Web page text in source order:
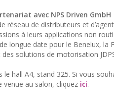
avec NPS Driven GmbH
réseau de distributeurs et
à leurs applications non
longue date pour le Benelux, la
des solutions de motorisation
le hall A4, stand 325. Si vous
venue au salon, cliquez ici.